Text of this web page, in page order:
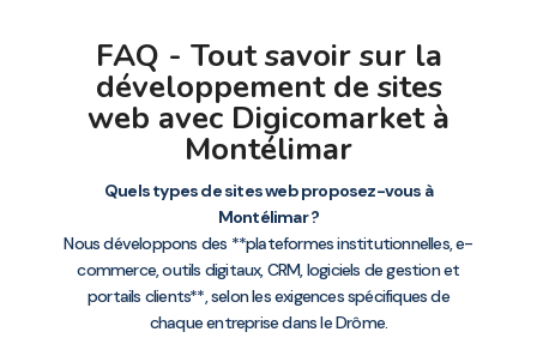
FAQ - Tout savoir sur la
développement de sites
web avec Digicomarket à
Montélimar
Quels types de sites web proposez-vous à
Montélimar ?
Nous développons des **plateformes institutionnelles, e-
commerce, outils digitaux, CRM, logiciels de gestion et
portails clients**, selon les exigences spécifiques de
chaque entreprise dans le Drôme.